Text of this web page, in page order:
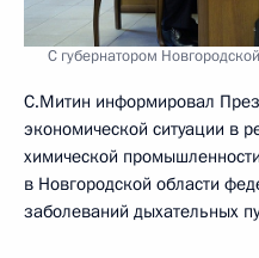
С губернатором
С.Митин информировал
экономической ситуации в
химической
в Новгородской области
заболеваний дыхательных